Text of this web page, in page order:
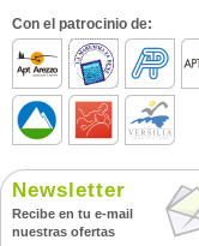
Con el patrocinio de:
Newsletter
Recibe en tu e-mail
nuestras ofertas